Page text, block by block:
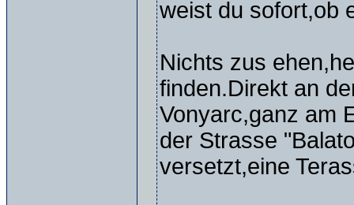
weist du sofort,ob
Nichts zus
finden.Direkt an
Vonyarc,ganz am
der Strasse
versetzt,eine